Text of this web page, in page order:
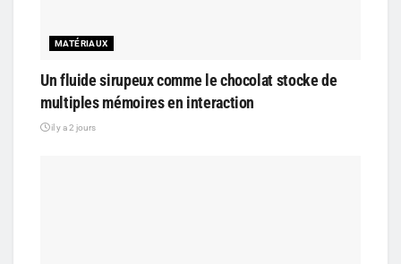
MATÉRIAUX
Un fluide sirupeux comme le chocolat stocke de
multiples mémoires en interaction
il y a 2 jours